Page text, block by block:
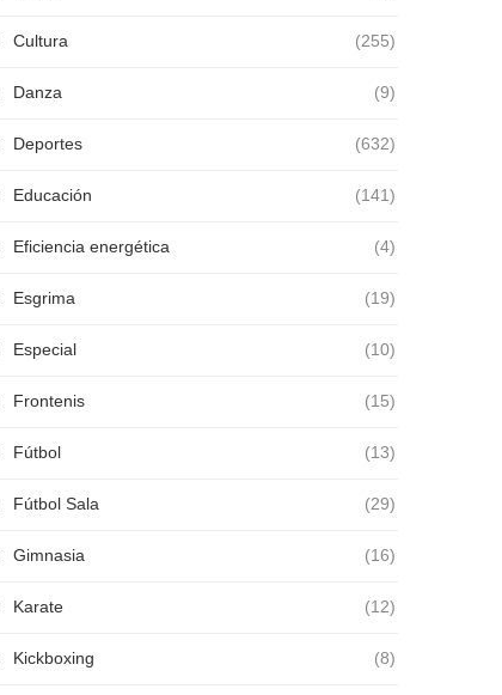
Cultura (255)
Danza (9)
Deportes (632)
Educación (141)
Eficiencia energética (4)
Esgrima (19)
Especial (10)
Frontenis (15)
Fútbol (13)
Fútbol Sala (29)
Gimnasia (16)
Karate (12)
Kickboxing (8)